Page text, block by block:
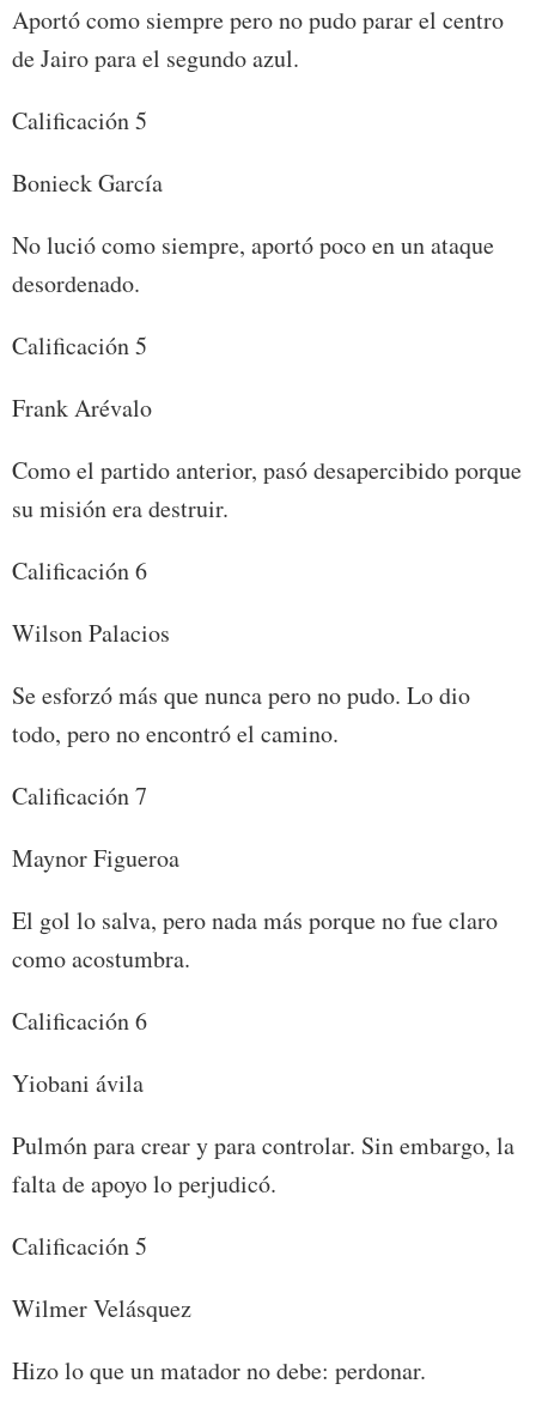
Aportó como siempre pero no pudo parar el centro
de Jairo para el segundo azul.
Calificación 5
Bonieck García
No lució como siempre, aportó poco en un ataque
desordenado.
Calificación 5
Frank Arévalo
Como el partido anterior, pasó desapercibido porque
su misión era destruir.
Calificación 6
Wilson Palacios
Se esforzó más que nunca pero no pudo. Lo dio
todo, pero no encontró el camino.
Calificación 7
Maynor Figueroa
El gol lo salva, pero nada más porque no fue claro
como acostumbra.
Calificación 6
Yiobani ávila
Pulmón para crear y para controlar. Sin embargo, la
falta de apoyo lo perjudicó.
Calificación 5
Wilmer Velásquez
Hizo lo que un matador no debe: perdonar.